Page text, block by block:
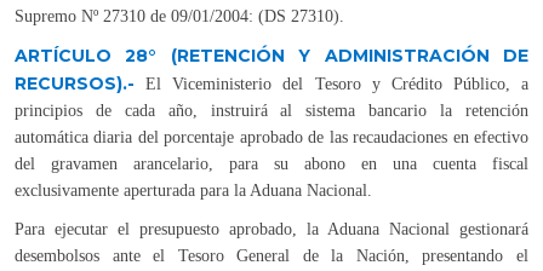
Supremo Nº 27310 de 09/01/2004: (DS 27310).
ARTÍCULO 28° (RETENCIÓN Y ADMINISTRACIÓN DE
RECURSOS).-El Viceministerio del Tesoro y Crédito Público, a
principios de cada año, instruirá al sistema bancario la retención
automática diaria del porcentaje aprobado de las recaudaciones en efectivo
del gravamen arancelario, para su abono en una cuenta fiscal
exclusivamente aperturada para la Aduana Nacional.
Para ejecutar el presupuesto aprobado, la Aduana Nacional gestionará
desembolsos ante el Tesoro General de la Nación, presentando el